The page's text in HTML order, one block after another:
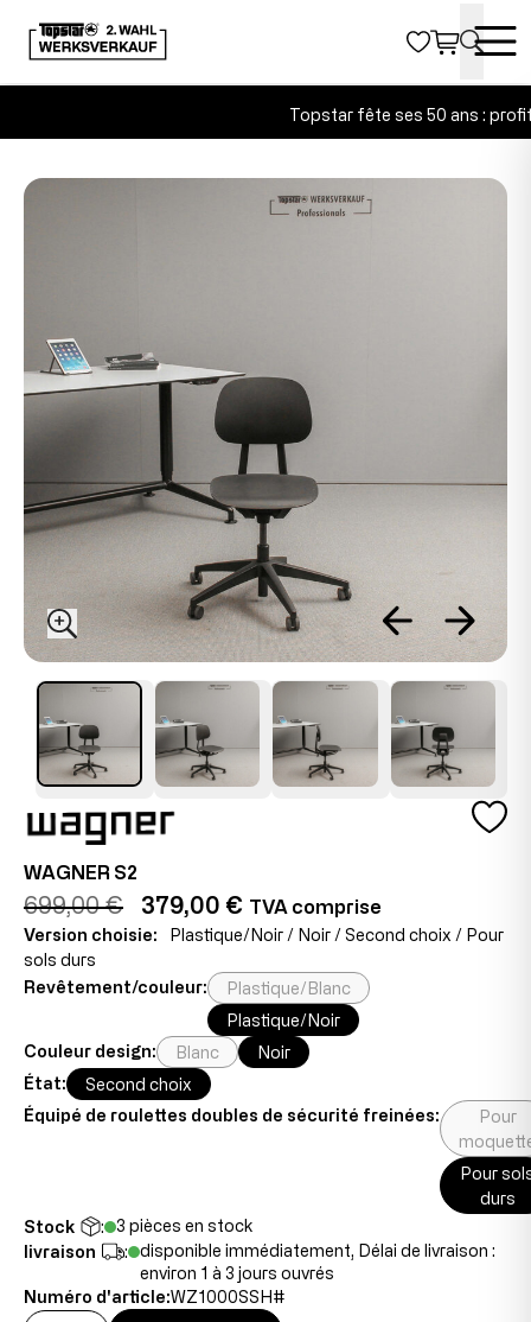
Topstar fête ses 50 ans :
WAGNER S2
699,00 € 379,00 € TVA comprise
Version choisie:
Plastique/Noir / Noir / Second choix / Pour
sols durs
Revêtement/couleur:
Plastique/Blanc
Plastique/Noir
Couleur design:
Blanc
Noir
État:
Second choix
Équipé de roulettes doubles de sécurité freinées:
Pour
Pour
durs
Stock
:
3 pièces en stock
livraison
:
disponible immédiatement, Délai de livraison :
environ 1 à 3 jours ouvrés
Numéro d'article:WZ1000SSH#